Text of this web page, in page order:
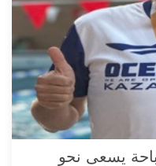
يسعى نحو